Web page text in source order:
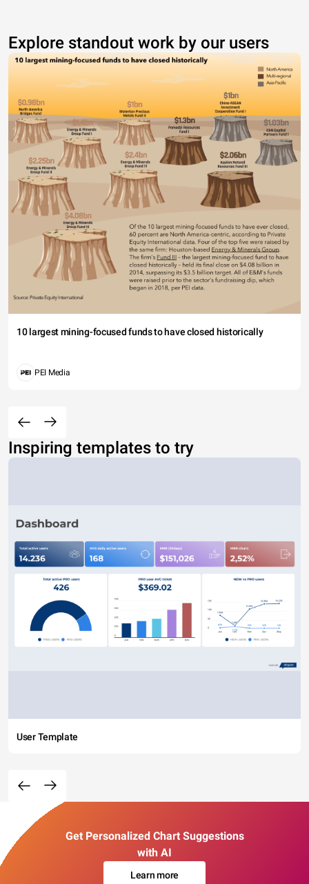
Explore standout work by our users
10 largest mining-focused funds to have closed historically
PEI Media
Inspiring templates to try
User Template
Get Personalized Chart Suggestions
with AI
Learn more